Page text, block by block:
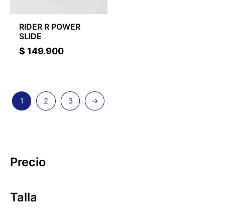
Precio
Talla
RIDER R POWER
SLIDE
$ 149.900
1 2 3 →